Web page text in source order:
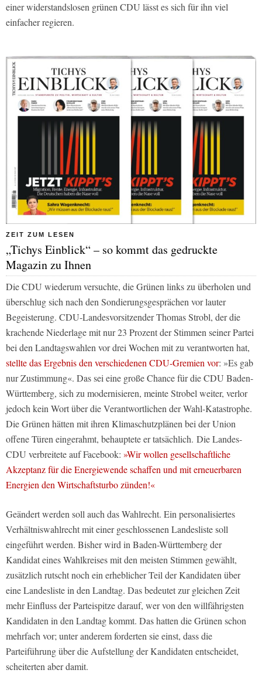
einer widerstandslosen grünen CDU lässt es sich für ihn viel
einfacher regieren.
ZEIT ZUM LESEN
„Tichys Einblick“ – so kommt das gedruckte
Magazin zu Ihnen
Die CDU wiederum versuchte, die Grünen links zu überholen und
überschlug sich nach den Sondierungsgesprächen vor lauter
Begeisterung. CDU-Landesvorsitzender Thomas Strobl, der die
krachende Niederlage mit nur 23 Prozent der Stimmen seiner Partei
bei den Landtagswahlen vor drei Wochen mit zu verantworten hat,
stellte das Ergebnis den verschiedenen CDU-Gremien vor: »Es gab
nur Zustimmung«. Das sei eine große Chance für die CDU Baden-
Württemberg, sich zu modernisieren, meinte Strobel weiter, verlor
jedoch kein Wort über die Verantwortlichen der Wahl-Katastrophe.
Die Grünen hätten mit ihren Klimaschutzplänen bei der Union
offene Türen eingerahmt, behauptete er tatsächlich. Die Landes-
CDU verbreitete auf Facebook: »Wir wollen gesellschaftliche
Akzeptanz für die Energiewende schaffen und mit erneuerbaren
Energien den Wirtschaftsturbo zünden!«
Geändert werden soll auch das Wahlrecht. Ein personalisiertes
Verhältniswahlrecht mit einer geschlossenen Landesliste soll
eingeführt werden. Bisher wird in Baden-Württemberg der
Kandidat eines Wahlkreises mit den meisten Stimmen gewählt,
zusätzlich rutscht noch ein erheblicher Teil der Kandidaten über
eine Landesliste in den Landtag. Das bedeutet zur gleichen Zeit
mehr Einfluss der Parteispitze darauf, wer von den willfährigsten
Kandidaten in den Landtag kommt. Das hatten die Grünen schon
mehrfach vor; unter anderem forderten sie einst, dass die
Parteiführung über die Aufstellung der Kandidaten entscheidet,
scheiterten aber damit.